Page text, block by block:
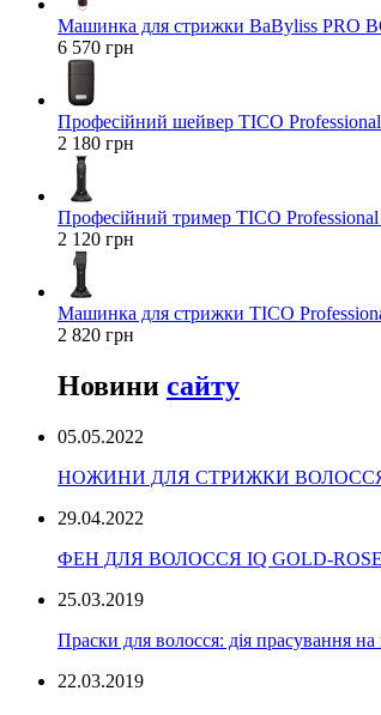
Машинка для стрижки BaByliss PRO
6 570 грн
Професійний шейвер TICO
2 180 грн
Професійний тример TICO
2 120 грн
Машинка для стрижки TICO
2 820 грн
Новини сайту
05.05.2022
НОЖИНИ ДЛЯ СТРИЖКИ ВОЛОССЯ
29.04.2022
ФЕН ДЛЯ ВОЛОССЯ IQ GOLD-
25.03.2019
Праски для волосся: дія прасування на
22.03.2019